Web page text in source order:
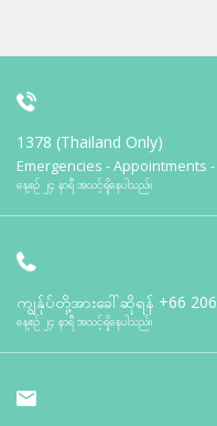
1378 (Thailand Only)
Emergencies - Appointments
နေ့စဉ် ၂၄ နာရီ အသင့်ရှိနေပါသည်။
ကျွန်ုပ်တို့အားခေါ်ဆိုရန် +66
နေ့စဉ် ၂၄ နာရီ အသင့်ရှိနေပါသည်။